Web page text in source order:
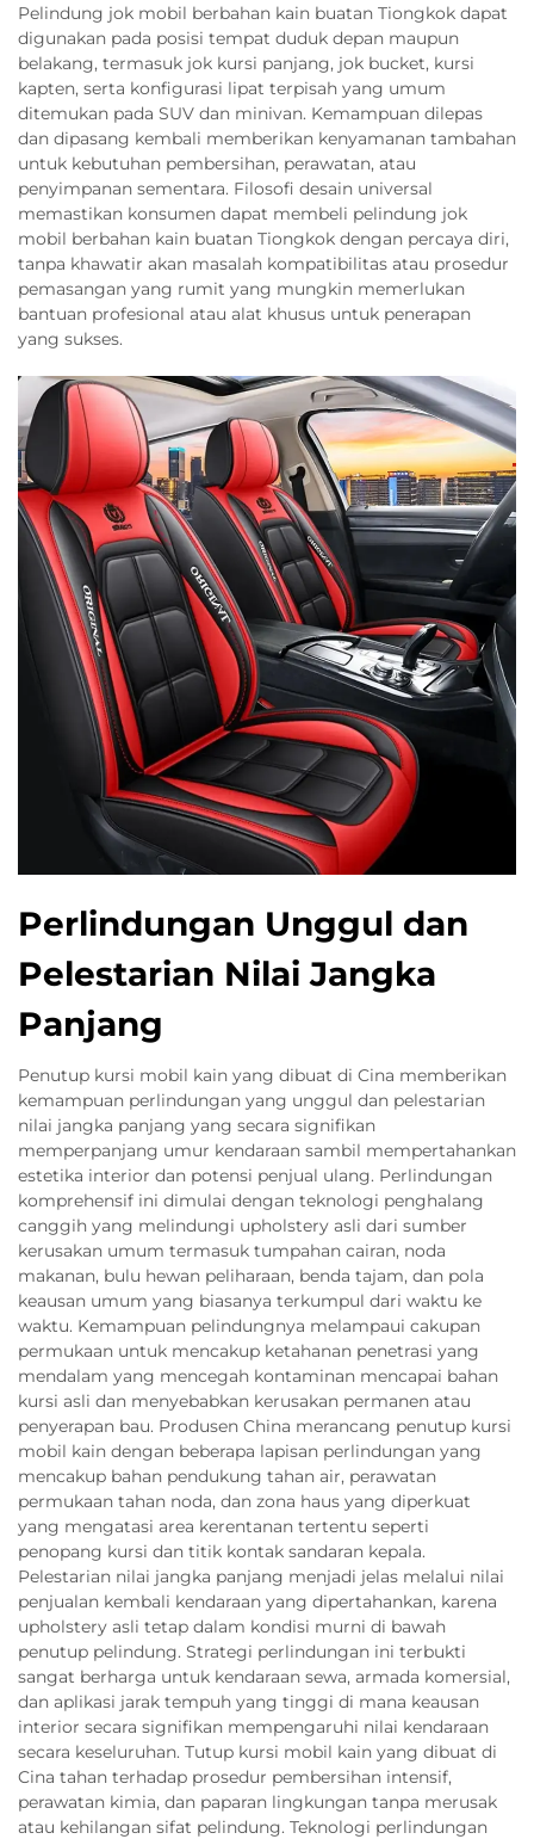
Pelindung jok mobil berbahan kain buatan Tiongkok dapat
digunakan pada posisi tempat duduk depan maupun
belakang, termasuk jok kursi panjang, jok bucket, kursi
kapten, serta konfigurasi lipat terpisah yang umum
ditemukan pada SUV dan minivan. Kemampuan dilepas
dan dipasang kembali memberikan kenyamanan tambahan
untuk kebutuhan pembersihan, perawatan, atau
penyimpanan sementara. Filosofi desain universal
memastikan konsumen dapat membeli pelindung jok
mobil berbahan kain buatan Tiongkok dengan percaya diri,
tanpa khawatir akan masalah kompatibilitas atau prosedur
pemasangan yang rumit yang mungkin memerlukan
bantuan profesional atau alat khusus untuk penerapan
yang sukses.
Perlindungan Unggul dan
Pelestarian Nilai Jangka
Panjang
Penutup kursi mobil kain yang dibuat di Cina memberikan
kemampuan perlindungan yang unggul dan pelestarian
nilai jangka panjang yang secara signifikan
memperpanjang umur kendaraan sambil mempertahankan
estetika interior dan potensi penjual ulang. Perlindungan
komprehensif ini dimulai dengan teknologi penghalang
canggih yang melindungi upholstery asli dari sumber
kerusakan umum termasuk tumpahan cairan, noda
makanan, bulu hewan peliharaan, benda tajam, dan pola
keausan umum yang biasanya terkumpul dari waktu ke
waktu. Kemampuan pelindungnya melampaui cakupan
permukaan untuk mencakup ketahanan penetrasi yang
mendalam yang mencegah kontaminan mencapai bahan
kursi asli dan menyebabkan kerusakan permanen atau
penyerapan bau. Produsen China merancang penutup kursi
mobil kain dengan beberapa lapisan perlindungan yang
mencakup bahan pendukung tahan air, perawatan
permukaan tahan noda, dan zona haus yang diperkuat
yang mengatasi area kerentanan tertentu seperti
penopang kursi dan titik kontak sandaran kepala.
Pelestarian nilai jangka panjang menjadi jelas melalui nilai
penjualan kembali kendaraan yang dipertahankan, karena
upholstery asli tetap dalam kondisi murni di bawah
penutup pelindung. Strategi perlindungan ini terbukti
sangat berharga untuk kendaraan sewa, armada komersial,
dan aplikasi jarak tempuh yang tinggi di mana keausan
interior secara signifikan mempengaruhi nilai kendaraan
secara keseluruhan. Tutup kursi mobil kain yang dibuat di
Cina tahan terhadap prosedur pembersihan intensif,
perawatan kimia, dan paparan lingkungan tanpa merusak
atau kehilangan sifat pelindung. Teknologi perlindungan